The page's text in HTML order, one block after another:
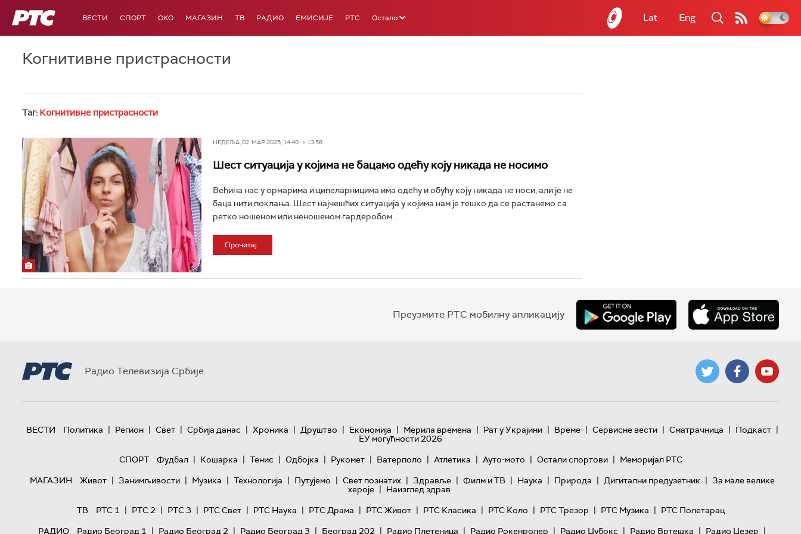
РТС ВЕСТИ СПОРТ OKO МАГАЗИН ТВ РАДИО ЕМИСИЈЕ РТС Остало Lat Eng
Когнитивне пристрасности
Таг: Когнитивне пристрасности
НЕДЕЉА, 02. МАР 2025, 14:40 -> 13:58
Шест ситуација у којима не бацамо одећу коју никада не носимо
Већина нас у ормарима и ципеларницима има одећу и обућу коју никада не носи, али је не
баца нити поклања. Шест најчешћих ситуација у којима нам је тешко да се растанемо са
ретко ношеном или неношеном гардеробом...
Прочитај
Преузмите РТС мобилну апликацију
Радио Телевизија Србије
ВЕСТИ Политика | Регион | Свет | Србија данас | Хроника | Друштво | Економија | Мерила времена | Рат у Украјини | Време | Сервисне вести | Сматрачница | Подкаст |
ЕУ могућности 2026
СПОРТ
Фудбал | Кошарка | Тенис | Одбојка | Рукомет | Ватерполо | Атлетика | Ауто-мото | Остали спортови | Меморијал РТС
МАГАЗИН
Живот | Занимљивости | Музика | Технологијa | Путујемо | Свет познатих | Здравље | Филм и ТВ | Наука | Природа | Дигитални предузетник | За мале велике
хероје | Наизглед здрав
ТВ
РТС 1 | РТС 2 | РТС 3 | РТС Свет | РТС Наука | РТС Драма | РТС Живот | РТС Класика | РТС Коло | РТС Трезор | РТС Музика | РТС Полетарац
РАДИО
Радио Београд 1 | Радио Београд 2 | Радио Београд 3 | Београд 202 | Радио Плетеница | Радио Рокенролер | Радио Џубокс | Радио Вртешка | Радио Џезер |